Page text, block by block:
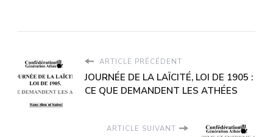
ARTICLE PRÉCÉDENT
JOURNÉE DE LA LAÏCITÉ, LOI DE 1905 :
CE QUE DEMANDENT LES ATHÉES
ARTICLE SUIVANT